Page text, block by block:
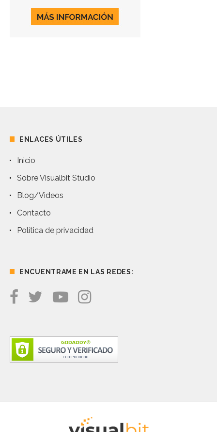
ENLACES ÚTILES
Inicio
Sobre Visualbit Studio
Blog/Videos
Contacto
Política de privacidad
ENCUENTRAME EN LAS REDES: